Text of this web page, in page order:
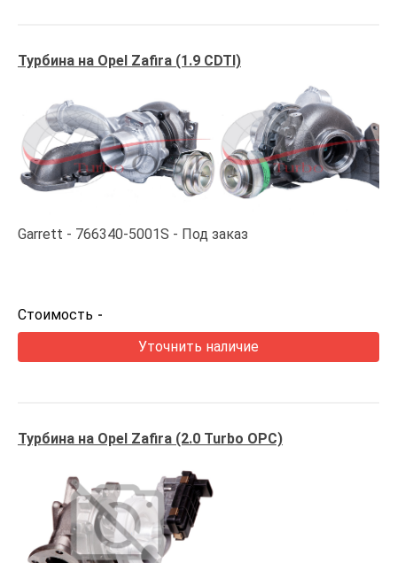
Турбина на Opel Zafira (1.9 CDTI)
Garrett 766340-5001S Под заказ
Стоимость -
Уточнить наличие
Турбина на Opel Zafira (2.0 Turbo OPC)